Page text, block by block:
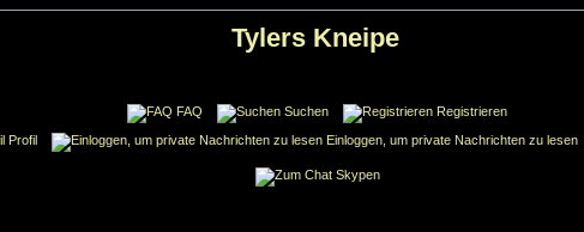
Tylers Kneipe
FAQ Suchen
Registrieren
Profil
Einloggen, um private Nachrichten zu lesen
Skypen